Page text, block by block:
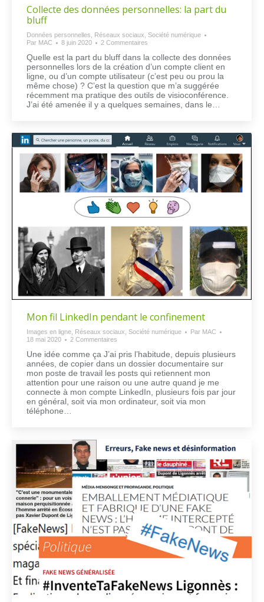
Collecte des données personnelles: la part du
bluff
Données personnelles Réseaux sociaux Société numérique
Par MAC 8 juin 2020 2 Commentaires
Quelle est la part du bluff dans la collecte des données
personnelles lors de la création d’un compte client en
ligne, ou d’un compte utilisateur (c’est peu ou prou la
même chose) ? C’est la question que m’a suggérée
récemment ma pratique des outils de visioconférence.
J’ai été amenée il y a quelques semaines, dans le…
Mon fil LinkedIn pendant le confinement
Images en ligne Réseaux sociaux Société numérique Par MAC
18 mai 2020
2 Commentaires
Une idée comme ça J’ai pris l’habitude, depuis plusieurs
années, de copier dans un dossier documentaire sur
mon poste de travail les posts qui retiennent mon
attention pour une raison ou une autre quand je me
connecte à mon compte LinkedIn, plusieurs fois par jour
en général, soit via mon ordinateur, soit via mon
téléphone…